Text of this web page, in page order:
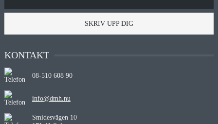
SKRIV UPP DIG
KONTAKT
08-510 608 90
info@dmh.nu
Smidesvägen 10